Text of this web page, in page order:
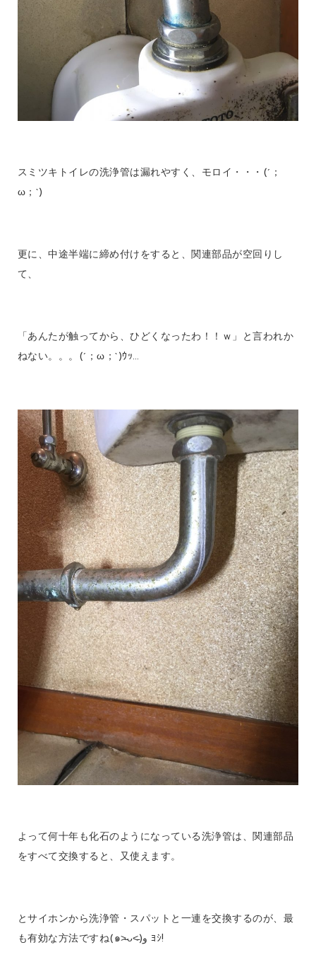
スミツキトイレの洗浄管は漏れやすく、モロイ・・・(´；
ω；`)
更に、中途半端に締め付けをすると、関連部品が空回りし
て、
「あんたが触ってから、ひどくなったわ！！ｗ」と言われか
ねない。。。(´；ω；`)ｳｯ…
よって何十年も化石のようになっている洗浄管は、関連部品
をすべて交換すると、又使えます。
とサイホンから洗浄管・スパットと一連を交換するのが、最
も有効な方法ですね(๑˃̵ᴗ˂̵)و ﾖｼ!